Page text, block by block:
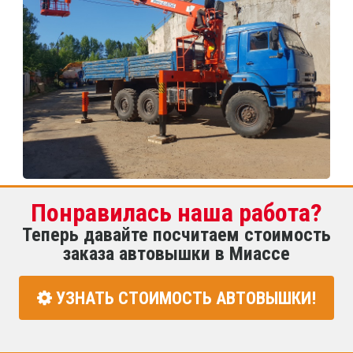
Понравилась наша работа?
Теперь давайте посчитаем стоимость
заказа автовышки в Миассе
УЗНАТЬ СТОИМОСТЬ АВТОВЫШКИ!